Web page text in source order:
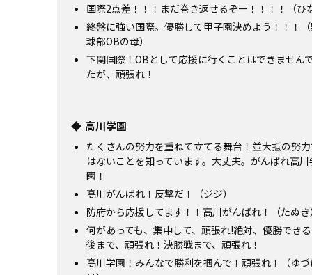
国際2点差！！！まだ巻き返せるぞー！！！！（ひな
終盤に強い国際。優勝して甲子園決めよう！！！
球部OBの母）
下関国際！OBとして応援に行くことはできません
たが、頑張れ！
高川学園
たくさんの努力を重ねて立てる舞台！並大抵の努
はないことを知っています。大丈夫。がんばれ高川
園！
高川がんばれ！反撃だ！（ジジ）
防府から応援してます！！高川がんばれ！（たぬき）
何があっても、集中して、頑張れ!絶対、優勝でき
後まで、頑張れ！決勝戦まで、頑張れ！
高川学園！みんなで勝利を掴んで！頑張れ！（ゆ